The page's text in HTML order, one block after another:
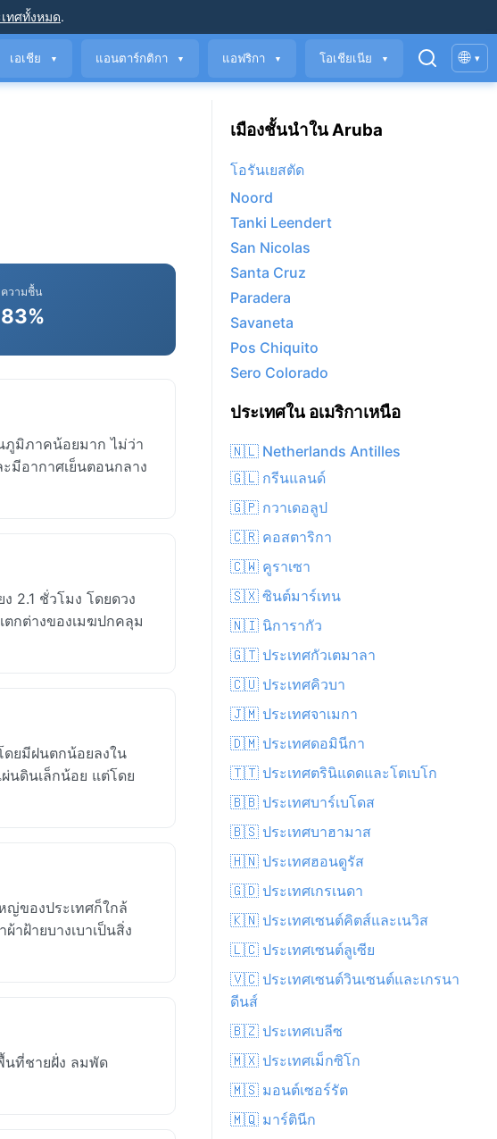
ทศทั้งหมด.
เอเชีย ▼ แอนตาร์กติกา ▼ แอฟริกา ▼ โอเชียเนีย ▼ 🌐 ▾
ความชื้น
83%
ภูมิภาคน้อยมาก ไม่ว่า
มีอากาศเย็นตอนกลาง
2.1 ชั่วโมง โดยดวง
กต่างของเมฆปกคลุม
ยมีฝนตกน้อยลงใน
นดินเล็กน้อย แต่โดย
ของประเทศก็ใกล้
ฝ้ายบางเบาเป็นสิ่ง
นที่ชายฝั่ง ลมพัด
เมืองชั้นนำใน Aruba
โอรันเยสตัด
Noord
Tanki Leendert
San Nicolas
Santa Cruz
Paradera
Savaneta
Pos Chiquito
Sero Colorado
ประเทศใน อเมริกาเหนือ
🇳🇱 Netherlands Antilles
🇬🇱 กรีนแลนด์
🇬🇵 กวาเดอลูป
🇨🇷 คอสตาริกา
🇨🇼 คูราเซา
🇸🇽 ซินต์มาร์เทน
🇳🇮 นิการากัว
🇬🇹 ประเทศกัวเตมาลา
🇨🇺 ประเทศคิวบา
🇯🇲 ประเทศจาเมกา
🇩🇲 ประเทศดอมินีกา
🇹🇹 ประเทศตรินิแดดและโตเบโก
🇧🇧 ประเทศบาร์เบโดส
🇧🇸 ประเทศบาฮามาส
🇭🇳 ประเทศฮอนดูรัส
🇬🇩 ประเทศเกรเนดา
🇰🇳 ประเทศเซนต์คิตส์และเนวิส
🇱🇨 ประเทศเซนต์ลูเซีย
🇻🇨 ประเทศเซนต์วินเซนต์และเกรนา
ดีนส์
🇧🇿 ประเทศเบลีซ
🇲🇽 ประเทศเม็กซิโก
🇲🇸 มอนต์เซอร์รัต
🇲🇶 มาร์ตินีก